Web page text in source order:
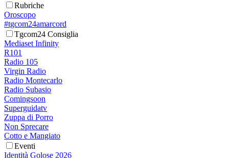
Rubriche
Oroscopo
#tgcom24amarcord
Tgcom24 Consiglia
Mediaset Infinity
R101
Radio 105
Virgin Radio
Radio Montecarlo
Radio Subasio
Comingsoon
Superguidatv
Zuppa di Porro
Non Sprecare
Cotto e Mangiato
Eventi
Identità Golose 2026